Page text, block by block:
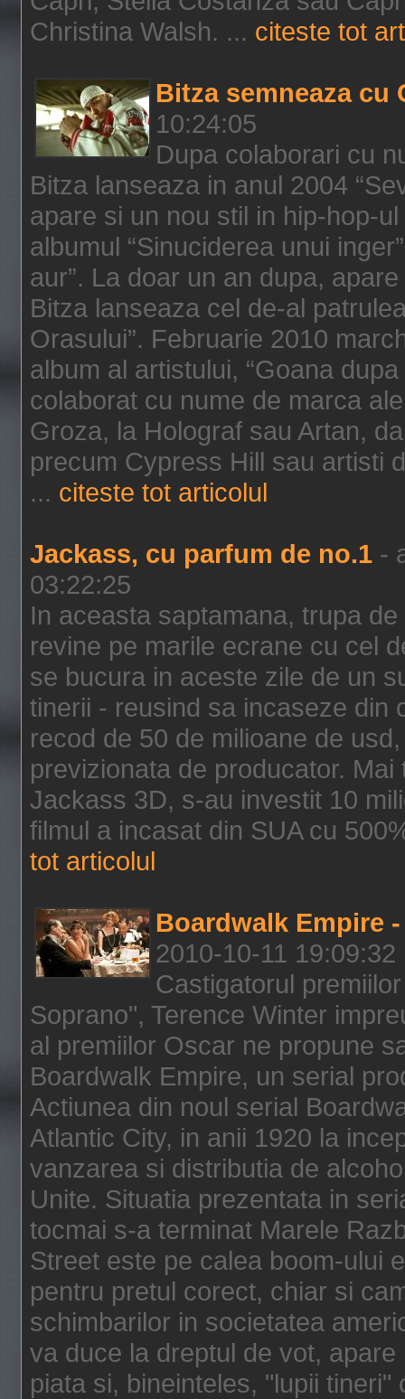
Christina Walsh. ... citeste tot
Bitza semneaza cu
10:24:05
Dupa colaborari cu
Bitza lanseaza in anul 2004
apare si un nou stil in hip-hop-
albumul “Sinuciderea unui
aur”. La doar un an dupa,
Bitza lanseaza cel de-al
Orasului”. Februarie 2010
album al artistului, “Goana
colaborat cu nume de marca
Groza, la Holograf sau Artan,
precum Cypress Hill sau artisti
... citeste tot articolul
Jackass, cu parfum de no.1 -
03:22:25
In aceasta saptamana, trupa
revine pe marile ecrane cu cel
se bucura in aceste zile de un
tinerii - reusind sa incaseze din
recod de 50 de milioane de
previzionata de producator.
Jackass 3D, s-au investit 10
filmul a incasat din SUA cu
tot articolul
Boardwalk Empire
2010-10-11 19:09:32
Castigatorul
Soprano", Terence Winter
al premiilor Oscar ne propune
Boardwalk Empire, un serial
Actiunea din noul serial
Atlantic City, in anii 1920 la
vanzarea si distributia de
Unite. Situatia prezentata in
tocmai s-a terminat Marele
Street este pe calea boom-ului
pentru pretul corect, chiar si
schimbarilor in societatea
va duce la dreptul de vot,
piata si, bineinteles, "lupii